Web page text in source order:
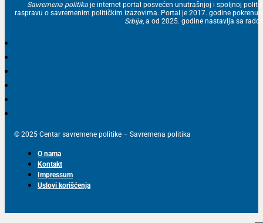
Savremena politika je internet portal posvećen unutrašnjoj i spoljnoj
raspravu o savremenim političkim izazovima. Portal je 2017. godine
Srbija, a od 2025. godine nastavlja sa
© 2025 Centar savremene politike – Savremena politika
O nama
Kontakt
Impressum
Uslovi korišćenja